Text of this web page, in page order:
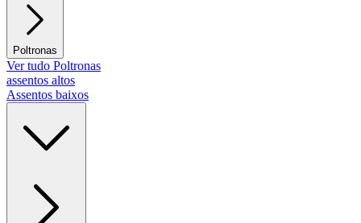
Poltronas
Ver tudo Poltronas
assentos altos
Assentos baixos